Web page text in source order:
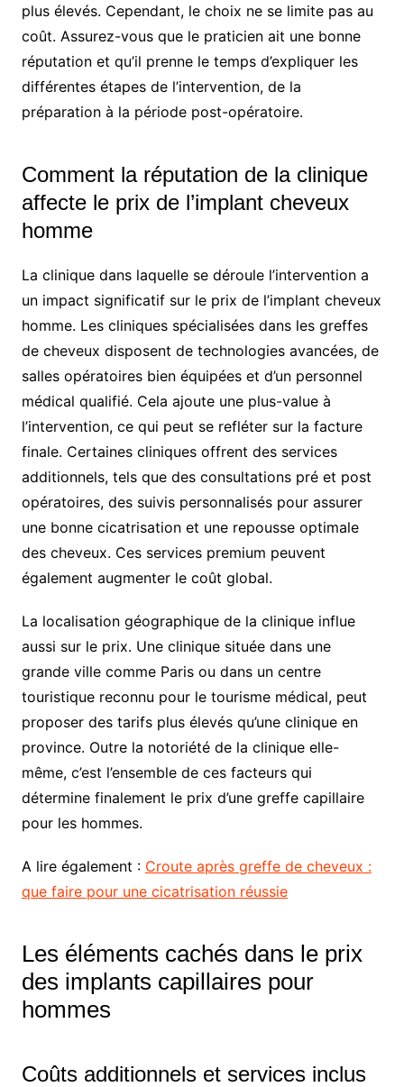
plus élevés. Cependant, le choix ne se limite pas au
coût. Assurez-vous que le praticien ait une bonne
réputation et qu’il prenne le temps d’expliquer les
différentes étapes de l’intervention, de la
préparation à la période post-opératoire.
Comment la réputation de la clinique
affecte le prix de l’implant cheveux
homme
La clinique dans laquelle se déroule l’intervention a
un impact significatif sur le prix de l’implant cheveux
homme. Les cliniques spécialisées dans les greffes
de cheveux disposent de technologies avancées, de
salles opératoires bien équipées et d’un personnel
médical qualifié. Cela ajoute une plus-value à
l’intervention, ce qui peut se refléter sur la facture
finale. Certaines cliniques offrent des services
additionnels, tels que des consultations pré et post
opératoires, des suivis personnalisés pour assurer
une bonne cicatrisation et une repousse optimale
des cheveux. Ces services premium peuvent
également augmenter le coût global.
La localisation géographique de la clinique influe
aussi sur le prix. Une clinique située dans une
grande ville comme Paris ou dans un centre
touristique reconnu pour le tourisme médical, peut
proposer des tarifs plus élevés qu’une clinique en
province. Outre la notoriété de la clinique elle-
même, c’est l’ensemble de ces facteurs qui
détermine finalement le prix d’une greffe capillaire
pour les hommes.
A lire également : Croute après greffe de cheveux :
que faire pour une cicatrisation réussie
Les éléments cachés dans le prix
des implants capillaires pour
hommes
Coûts additionnels et services inclus